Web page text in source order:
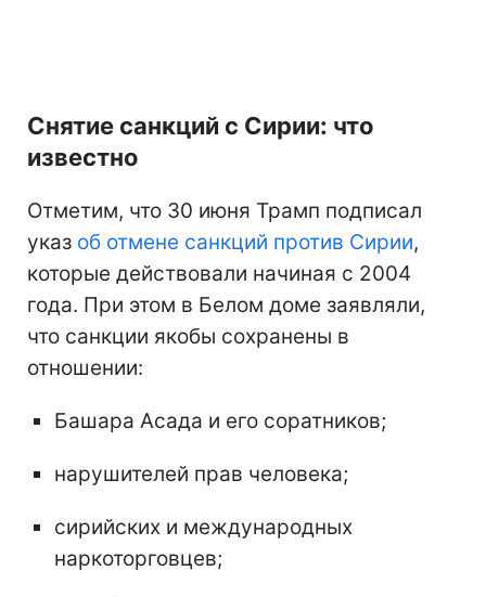
Снятие санкций с Сирии: что
известно
Отметим, что 30 июня Трамп подписал
указ об отмене санкций против Сирии,
которые действовали начиная с 2004
года. При этом в Белом доме заявляли,
что санкции якобы сохранены в
отношении:
Башара Асада и его соратников;
нарушителей прав человека;
сирийских и международных
наркоторговцев;